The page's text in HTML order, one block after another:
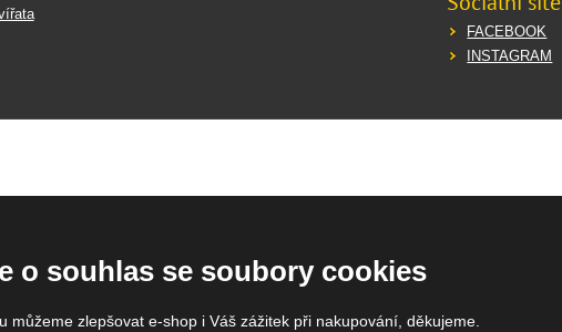
FACEBOOK
INSTAGRAM
o souhlas se soubory cookies
můžeme zlepšovat e-shop i Váš zážitek při nakupování, děkujeme.